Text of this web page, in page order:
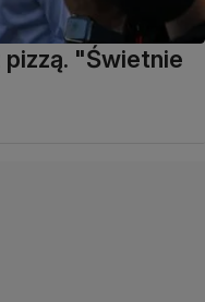
"Świetnie